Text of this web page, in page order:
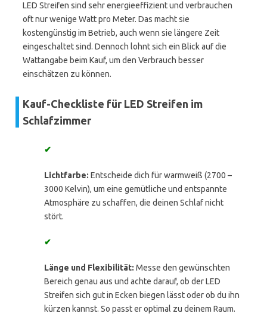
LED Streifen sind sehr energieeffizient und verbrauchen
oft nur wenige Watt pro Meter. Das macht sie
kostengünstig im Betrieb, auch wenn sie längere Zeit
eingeschaltet sind. Dennoch lohnt sich ein Blick auf die
Wattangabe beim Kauf, um den Verbrauch besser
einschätzen zu können.
Kauf-Checkliste für LED Streifen im
Schlafzimmer
✔
Lichtfarbe: Entscheide dich für warmweiß (2700 –
3000 Kelvin), um eine gemütliche und entspannte
Atmosphäre zu schaffen, die deinen Schlaf nicht
stört.
✔
Länge und Flexibilität: Messe den gewünschten
Bereich genau aus und achte darauf, ob der LED
Streifen sich gut in Ecken biegen lässt oder ob du ihn
kürzen kannst. So passt er optimal zu deinem Raum.